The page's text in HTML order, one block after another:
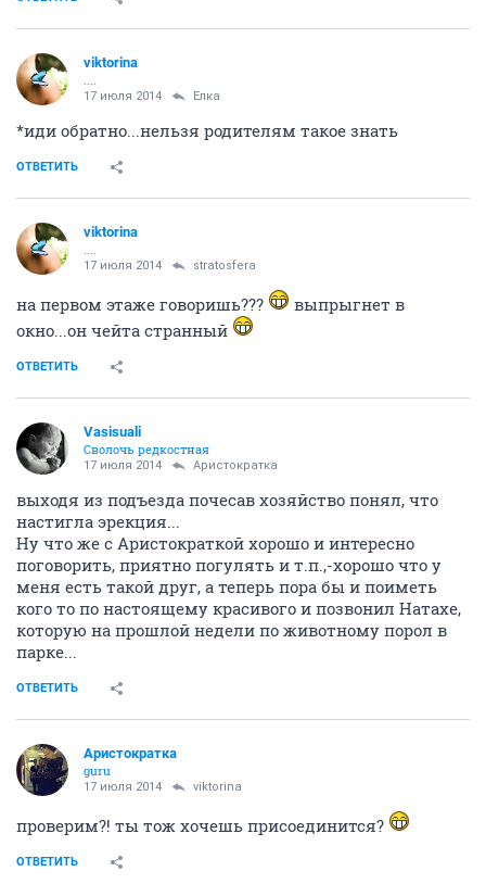
viktorina
17 июля 2014 Ёлка
*иди обратно...нельзя родителям такое знать
ОТВЕТИТЬ
viktorina
17 июля 2014 stratosfera
на первом этаже говоришь???
выпрыгнет в
окно...он чейта странный
ОТВЕТИТЬ
Vasisuali
Сволочь редкостная
17 июля 2014 Аристократка
выходя из подъезда почесав хозяйство понял, что
настигла эрекция...
Ну что же с Аристократкой хорошо и интересно
поговорить, приятно погулять и т.п.,-хорошо что у
меня есть такой друг, а теперь пора бы и поиметь
кого то по настоящему красивого и позвонил Натахе,
которую на прошлой недели по животному порол в
парке...
ОТВЕТИТЬ
Аристократка
guru
17 июля 2014 viktorina
проверим?! ты тож хочешь присоединится?
ОТВЕТИТЬ